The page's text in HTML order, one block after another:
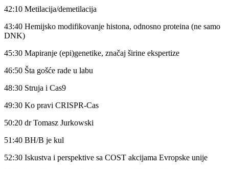
42:10 Metilacija/demetilacija
43:40 Hemijsko modifikovanje histona, odnosno proteina (ne samo
DNK)
45:30 Mapiranje (epi)genetike, značaj širine ekspertize
46:50 Šta gošće rade u labu
48:30 Struja i Cas9
49:30 Ko pravi CRISPR-Cas
50:20 dr Tomasz Jurkowski
51:40 BH/B je kul
52:30 Iskustva i perspektive sa COST akcijama Evropske unije